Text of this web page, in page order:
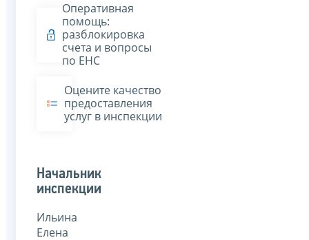
Оперативная
помощь:
разблокировка
счета и вопросы
по ЕНС
Оцените качество
предоставления
услуг в инспекции
Начальник
инспекции
Ильина
Елена